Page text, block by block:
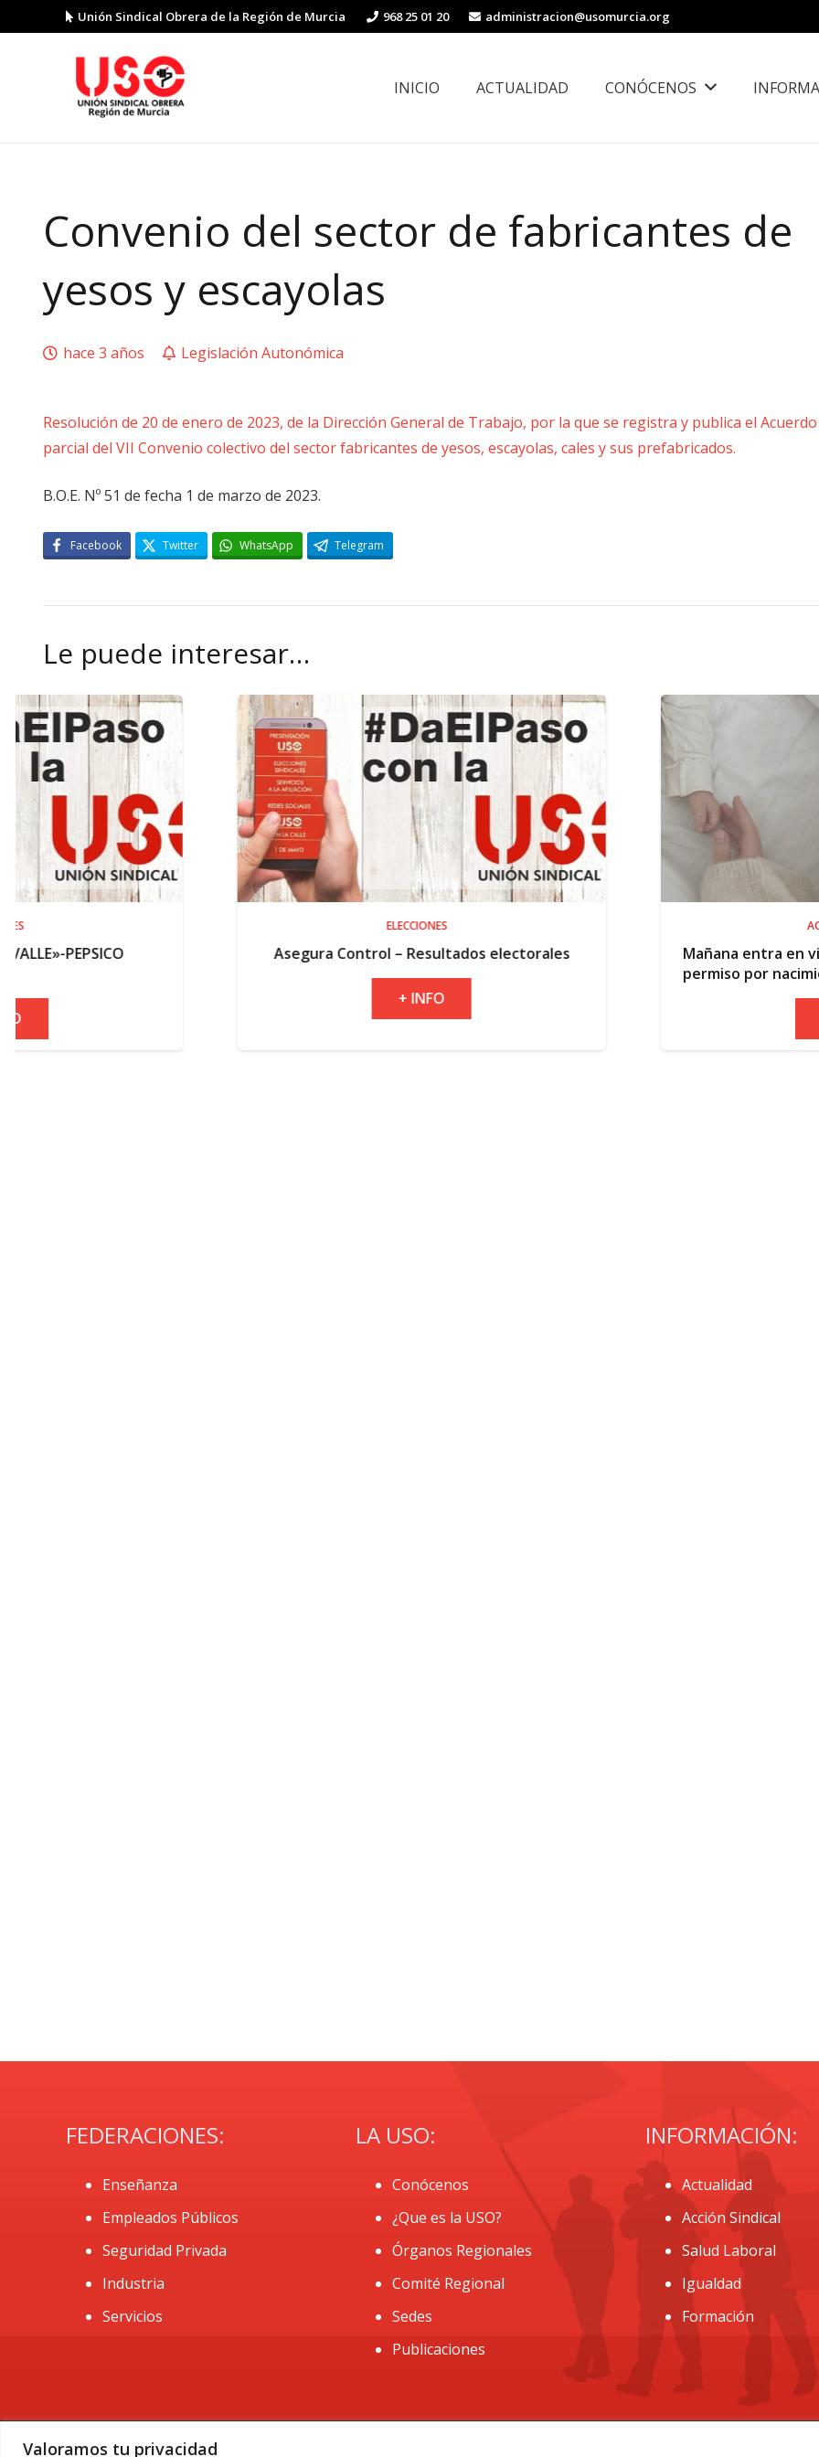
Valoramos tu privacidad
Unión Sindical Obrera de la Región de Murcia 968 25 01 20 administracion@usomurcia.org
INICIO ACTUALIDAD CONÓCENOS
Convenio del sector de fabricantes de
yesos y escayolas
hace 3 años Legislación Autonómica
Resolución de 20 de enero de 2023, de la Dirección General de Trabajo, por la que se registra y publica el Acuerdo
parcial del VII Convenio colectivo del sector fabricantes de yesos, escayolas, cales y sus prefabricados.
B.O.E. Nº 51 de fecha 1 de marzo de 2023.
Facebook Twitter WhatsApp Telegram
Le puede interesar…
Asegura Control – Resultados electorales
Mañana entra en vigor la
permiso por nacimiento
FEDERACIONES:
Enseñanza
Empleados Públicos
Seguridad Privada
Industria
Servicios
LA USO:
Conócenos
¿Que es la USO?
Órganos Regionales
Comité Regional
Sedes
Publicaciones
INFORMACIÓN:
Actualidad
Acción Sindical
Salud Laboral
Igualdad
Formación